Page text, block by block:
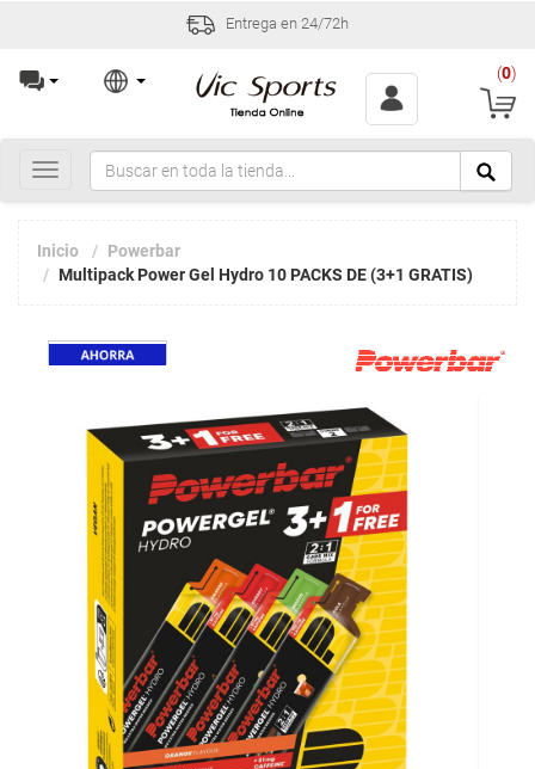
Entrega en 24/72h
(0)
Toggle
navigation
Inicio
Powerbar
Multipack Power Gel Hydro 10 PACKS DE (3+1 GRATIS)